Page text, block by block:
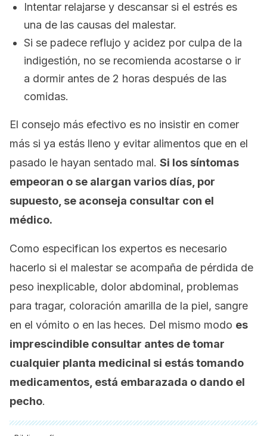
Intentar relajarse y descansar si el estrés es
una de las causas del malestar.
Si se padece reflujo y acidez por culpa de la
indigestión, no se recomienda acostarse o ir
a dormir antes de 2 horas después de las
comidas.
El consejo más efectivo es no insistir en comer
más si ya estás lleno y evitar alimentos que en el
pasado le hayan sentado mal. Si los síntomas
empeoran o se alargan varios días, por
supuesto, se aconseja consultar con el
médico.
Como especifican los expertos es necesario
hacerlo si el malestar se acompaña de pérdida de
peso inexplicable, dolor abdominal, problemas
para tragar, coloración amarilla de la piel, sangre
en el vómito o en las heces. Del mismo modo es
imprescindible consultar antes de tomar
cualquier planta medicinal si estás tomando
medicamentos, está embarazada o dando el
pecho.